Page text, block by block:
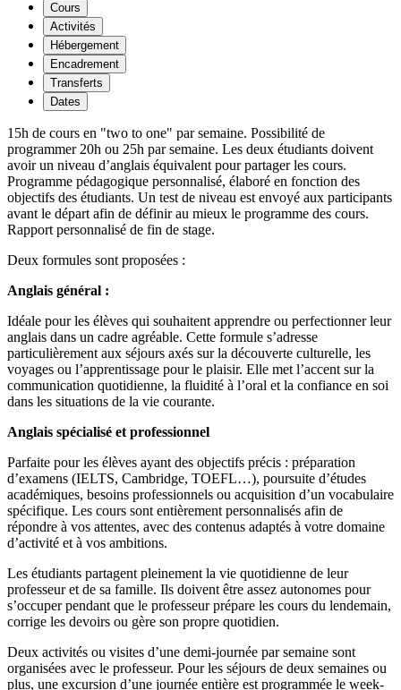
Cours
Activités
Hébergement
Encadrement
Transferts
Dates
15h de cours en "two to one" par semaine. Possibilité de
programmer 20h ou 25h par semaine. Les deux étudiants doivent
avoir un niveau d’anglais équivalent pour partager les cours.
Programme pédagogique personnalisé, élaboré en fonction des
objectifs des étudiants. Un test de niveau est envoyé aux participants
avant le départ afin de définir au mieux le programme des cours.
Rapport personnalisé de fin de stage.
Deux formules sont proposées :
Anglais général :
Idéale pour les élèves qui souhaitent apprendre ou perfectionner leur
anglais dans un cadre agréable. Cette formule s’adresse
particulièrement aux séjours axés sur la découverte culturelle, les
voyages ou l’apprentissage pour le plaisir. Elle met l’accent sur la
communication quotidienne, la fluidité à l’oral et la confiance en soi
dans les situations de la vie courante.
Anglais spécialisé et professionnel
Parfaite pour les élèves ayant des objectifs précis : préparation
d’examens (IELTS, Cambridge, TOEFL…), poursuite d’études
académiques, besoins professionnels ou acquisition d’un vocabulaire
spécifique. Les cours sont entièrement personnalisés afin de
répondre à vos attentes, avec des contenus adaptés à votre domaine
d’activité et à vos ambitions.
Les étudiants partagent pleinement la vie quotidienne de leur
professeur et de sa famille. Ils doivent être assez autonomes pour
s’occuper pendant que le professeur prépare les cours du lendemain,
corrige les devoirs ou gère son propre quotidien.
Deux activités ou visites d’une demi-journée par semaine sont
organisées avec le professeur. Pour les séjours de deux semaines ou
plus, une excursion d’une journée entière est programmée le week-